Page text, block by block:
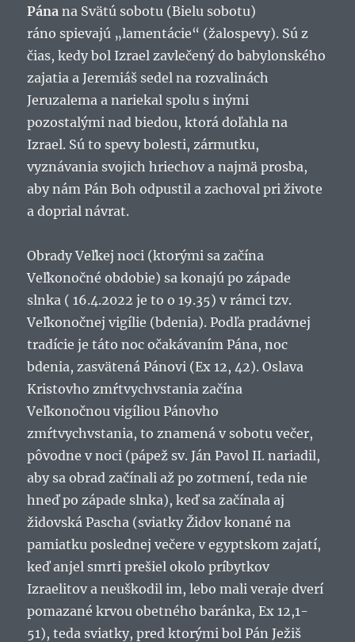
Pána na Svätú sobotu (Bielu sobotu)
ráno spievajú „lamentácie“ (žalospevy). Sú z
čias, kedy bol Izrael zavlečený do babylonského
zajatia a Jeremiáš sedel na rozvalinách
Jeruzalema a nariekal spolu s inými
pozostalými nad biedou, ktorá doľahla na
Izrael. Sú to spevy bolesti, zármutku,
vyznávania svojich hriechov a najmä prosba,
aby nám Pán Boh odpustil a zachoval pri živote
a doprial návrat.
Obrady Veľkej noci (ktorými sa začína
Veľkonočné obdobie) sa konajú po západe
slnka ( 16.4.2022 je to o 19.35) v rámci tzv.
Veľkonočnej vigílie (bdenia). Podľa pradávnej
tradície je táto noc očakávaním Pána, noc
bdenia, zasvätená Pánovi (Ex 12, 42). Oslava
Kristovho zmŕtvychvstania začína
Veľkonočnou vigíliou Pánovho
zmŕtvychvstania, to znamená v sobotu večer,
pôvodne v noci (pápež sv. Ján Pavol II. nariadil,
aby sa obrad začínali až po zotmení, teda nie
hneď po západe slnka), keď sa začínala aj
židovská Pascha (sviatky Židov konané na
pamiatku poslednej večere v egyptskom zajatí,
keď anjel smrti prešiel okolo príbytkov
Izraelitov a neuškodil im, lebo mali veraje dverí
pomazané krvou obetného baránka, Ex 12,1-
51), teda sviatky, pred ktorými bol Pán Ježiš